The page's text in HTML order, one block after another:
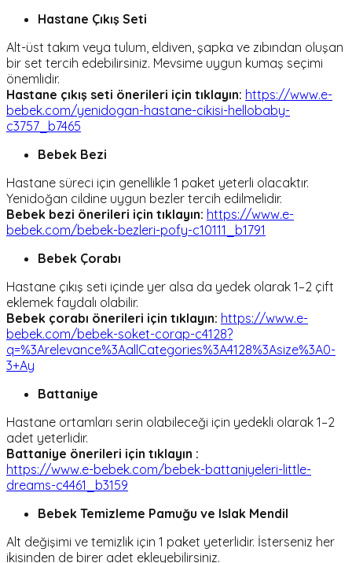
Hastane Çıkış Seti
Alt-üst takım veya tulum, eldiven, şapka ve zıbından oluşan
bir set tercih edebilirsiniz. Mevsime uygun kumaş seçimi
önemlidir.
Hastane çıkış seti önerileri için tıklayın: https://www.e-
bebek.com/yenidogan-hastane-cikisi-hellobaby-
c3757_b7465
Bebek Bezi
Hastane süreci için genellikle 1 paket yeterli olacaktır.
Yenidoğan cildine uygun bezler tercih edilmelidir.
Bebek bezi önerileri için tıklayın: https://www.e-
bebek.com/bebek-bezleri-pofy-c10111_b1791
Bebek Çorabı
Hastane çıkış seti içinde yer alsa da yedek olarak 1–2 çift
eklemek faydalı olabilir.
Bebek çorabı önerileri için tıklayın: https://www.e-
bebek.com/bebek-soket-corap-c4128?
q=%3Arelevance%3AallCategories%3A4128%3Asize%3A0-
3+Ay
Battaniye
Hastane ortamları serin olabileceği için yedekli olarak 1–2
adet yeterlidir.
Battaniye önerileri için tıklayın :
https://www.e-bebek.com/bebek-battaniyeleri-little-
dreams-c4461_b3159
Bebek Temizleme Pamuğu ve Islak Mendil
Alt değişimi ve temizlik için 1 paket yeterlidir. İsterseniz her
ikisinden de birer adet ekleyebilirsiniz.